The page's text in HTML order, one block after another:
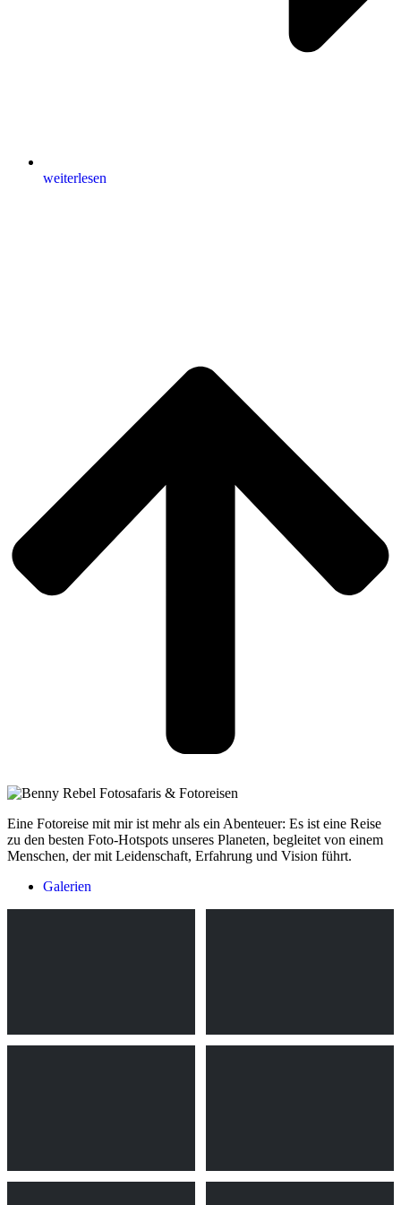
weiterlesen
Eine Fotoreise mit mir ist mehr als ein Abenteuer: Es ist eine Reise
zu den besten Foto-Hotspots unseres Planeten, begleitet von einem
Menschen, der mit Leidenschaft, Erfahrung und Vision führt.
Galerien